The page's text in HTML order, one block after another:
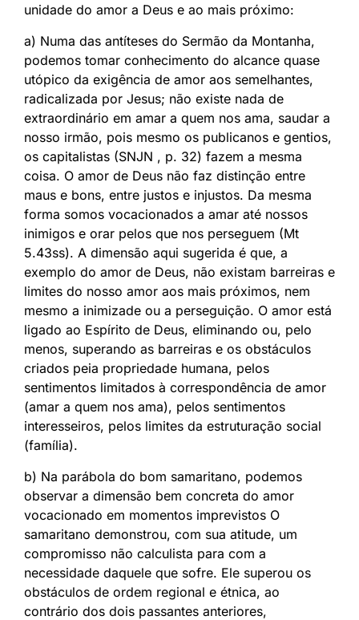
unidade do amor a Deus e ao mais próximo:
a) Numa das antíteses do Sermão da Montanha,
podemos tomar conhecimento do alcance quase
utópico da exigência de amor aos semelhantes,
radicalizada por Jesus; não existe nada de
extraordinário em amar a quem nos ama, saudar a
nosso irmão, pois mesmo os publicanos e gentios,
os capitalistas (SNJN , p. 32) fazem a mesma
coisa. O amor de Deus não faz distinção entre
maus e bons, entre justos e injustos. Da mesma
forma somos vocacionados a amar até nossos
inimigos e orar pelos que nos perseguem (Mt
5.43ss). A dimensão aqui sugerida é que, a
exemplo do amor de Deus, não existam barreiras e
limites do nosso amor aos mais próximos, nem
mesmo a inimizade ou a perseguição. O amor está
ligado ao Espírito de Deus, eliminando ou, pelo
menos, superando as barreiras e os obstáculos
criados peia propriedade humana, pelos
sentimentos limitados à correspondência de amor
(amar a quem nos ama), pelos sentimentos
interesseiros, pelos limites da estruturação social
(família).
b) Na parábola do bom samaritano, podemos
observar a dimensão bem concreta do amor
vocacionado em momentos imprevistos O
samaritano demonstrou, com sua atitude, um
compromisso não calculista para com a
necessidade daquele que sofre. Ele superou os
obstáculos de ordem regional e étnica, ao
contrário dos dois passantes anteriores,